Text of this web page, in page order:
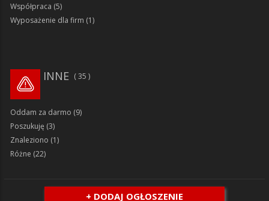
Współpraca (5)
Wyposażenie dla firm (1)
35
INNE
Oddam za darmo (9)
Poszukuję (3)
Znaleziono (1)
Różne (22)
+ DODAJ OGŁOSZENIE